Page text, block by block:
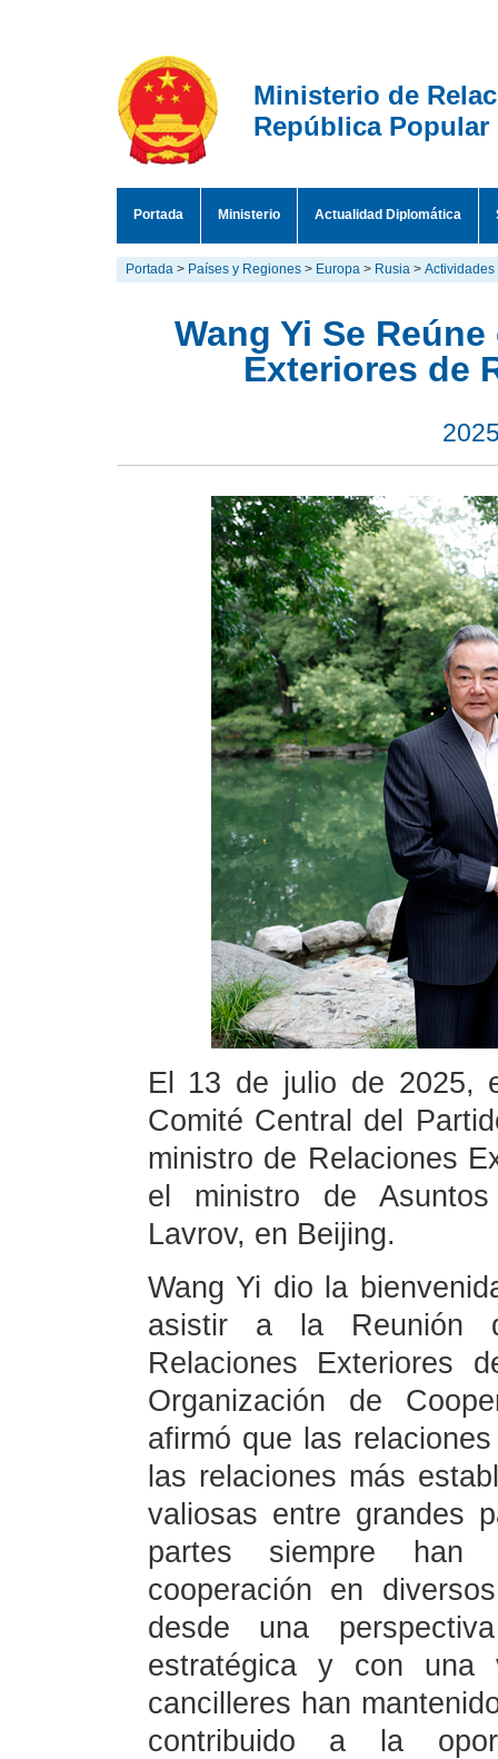
Ministerio de
República Popular
Portada Ministerio Actualidad Diplomática
Portada > Países y Regiones > Europa > Rusia > Actividades
Wang Yi Se
Exteriores de
El 13 de julio de 2025,
Comité Central del
ministro de Relaciones
el ministro de
Lavrov, en Beijing.
Wang Yi dio la
asistir a la Reunión
Relaciones Exteriores
Organización de
afirmó que las
las relaciones más
valiosas entre grandes
partes siempre han
cooperación en
desde una
estratégica y con
cancilleres han
contribuido a la